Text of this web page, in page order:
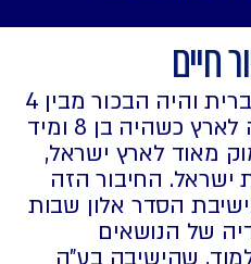
חיים
זכריה נולד בארצות הברית והיה הבכור מבין 4
אחים. משפחתו עלתה לארץ כשהיה בן 8 ומיד
מאוד לארץ ישראל,
ישראל. החיבור הזה
הסדר אלון שבות
של הנושאים
שהישיבה בע"ה